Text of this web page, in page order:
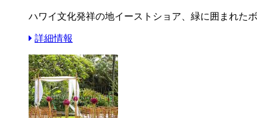
ハワイ文化発祥の地イーストショア、緑に囲まれた
詳細情報